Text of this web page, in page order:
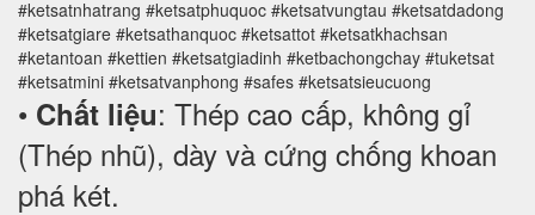
#ketsatnhatrang #ketsatphuquoc #ketsatvungtau #ketsatdadong
#ketsatgiare #ketsathanquoc #ketsattot #ketsatkhachsan
#ketantoan #kettien #ketsatgiadinh #ketbachongchay #tuketsat
#ketsatmini #ketsatvanphong #safes #ketsatsieucuong
• Chất liệu: Thép cao cấp, không gỉ
(Thép nhũ), dày và cứng chống khoan
phá két.